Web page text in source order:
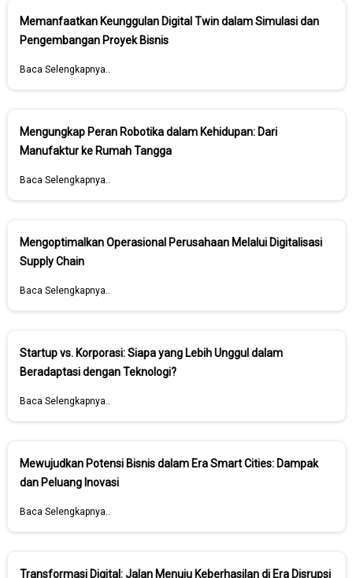
Memanfaatkan Keunggulan Digital Twin dalam Simulasi dan
Pengembangan Proyek Bisnis
Baca Selengkapnya..
Mengungkap Peran Robotika dalam Kehidupan: Dari
Manufaktur ke Rumah Tangga
Baca Selengkapnya..
Mengoptimalkan Operasional Perusahaan Melalui Digitalisasi
Supply Chain
Baca Selengkapnya..
Startup vs. Korporasi: Siapa yang Lebih Unggul dalam
Beradaptasi dengan Teknologi?
Baca Selengkapnya..
Mewujudkan Potensi Bisnis dalam Era Smart Cities: Dampak
dan Peluang Inovasi
Baca Selengkapnya..
Transformasi Digital: Jalan Menuju Keberhasilan di Era Disrupsi